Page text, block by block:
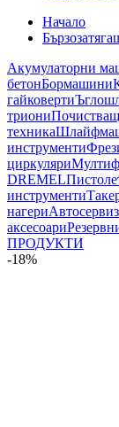
Начало
Акумулаторни
бетонБормашини
гайковерти
триони
техника
инструменти
циркуляри
DREMEL
инструменти
нагери
аксесоари
ПРОДУКТИ
-18%